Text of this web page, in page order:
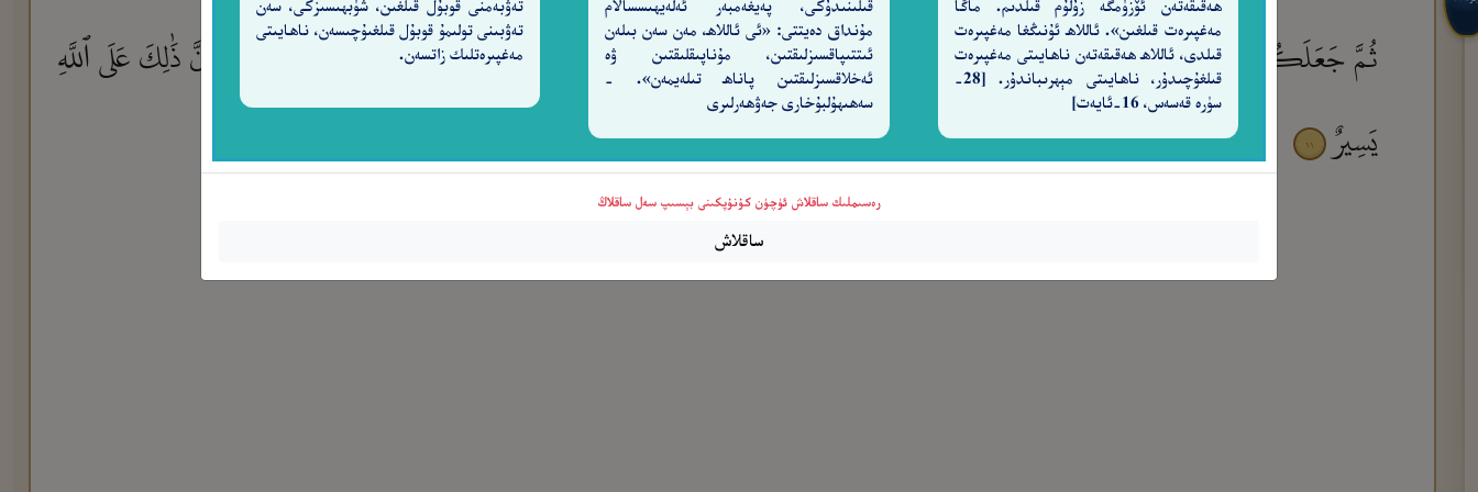
ھەقىقەتەن ئۆزۈمگە زۇلۇم قىلدىم. ماڭا
مەغپىرەت قىلغىن». ئاللاھ ئۇنىڭغا مەغپىرەت
قىلدى، ئاللاھ ھەقىقەتەن ناھايىتى مەغپىرەت
قىلغۇچىدۇر، ناھايىتى مېھرىباندۇر. [28-
سۈرە قەسەس، 16-ئايەت]
قىلىنىدۇكى، پەيغەمبەر ئەلەيھىسسالام
مۇنداق دەيتتى: «ئى ئاللاھ، مەن سەن بىلەن
ئىتتىپاقسىزلىقتىن، مۇناپىقلىقتىن ۋە
ئەخلاقسىزلىقتىن پاناھ تىلەيمەن». -
سەھىھۇلبۇخارى جەۋھەرلىرى
تەۋبەمنى قوبۇل قىلغىن، شۈبھىسىزكى، سەن
تەۋبىنى تولىمۇ قوبۇل قىلغىۇچىسەن، ناھايىتى
مەغپىرەتلىك زاتسەن.
رەسىملىك ساقلاش ئۈچۈن كۇنۇپكىنى بېسىپ سەل ساقلاڭ
ساقلاش
ثُمَّ جَعَلَكُمْ أَزْوَٰجًا ۚ وَمَا تَحْمِلُ مِنْ أُنثَىٰ وَلَا تَضَعُ إِلَّا بِعِلْمِهِۦ ۚ وَمَا يُعَمَّرُ مِن مُّعَمَّرٍ وَلَا يُنقَصُ مِنْ عُمُرِهِۦٓ إِلَّا فِى كِتَـٰبٍ ۚ إِنَّ ذَٰلِكَ عَلَى ٱللَّهِ
يَسِيرٌ
١١